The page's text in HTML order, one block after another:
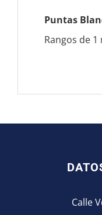
Puntas
Rangos de 1
Calle